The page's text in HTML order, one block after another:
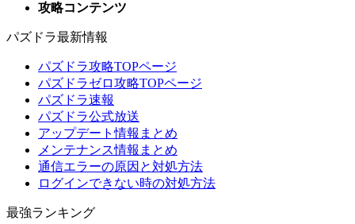
攻略コンテンツ
パズドラ最新情報
パズドラ攻略TOPページ
パズドラゼロ攻略TOPページ
パズドラ速報
パズドラ公式放送
アップデート情報まとめ
メンテナンス情報まとめ
通信エラーの原因と対処方法
ログインできない時の対処方法
最強ランキング